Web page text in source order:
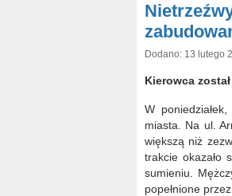
Dodano: 13 lutego
Kierowca
W
miasta. Na ul.
większą niż
trakcie okazało
sumieniu.
popełnione